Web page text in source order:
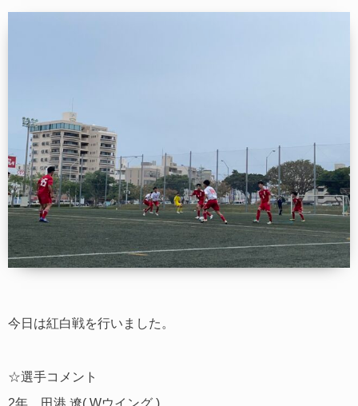
今日は紅白戦を行いました。
☆選手コメント
2年 田港 遼( Wウイング )